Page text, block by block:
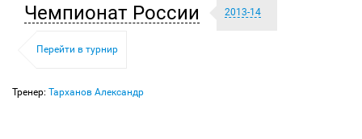
Чемпионат России 2013-14
Перейти в турнир
Тренер: Тарханов Александр